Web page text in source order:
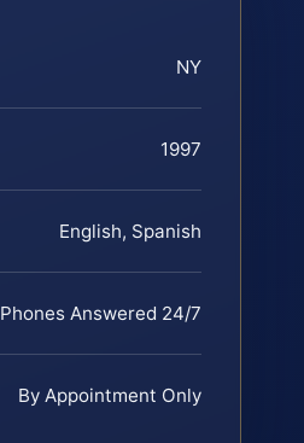
NY
1997
English, Spanish
Phones Answered 24/7
By Appointment Only